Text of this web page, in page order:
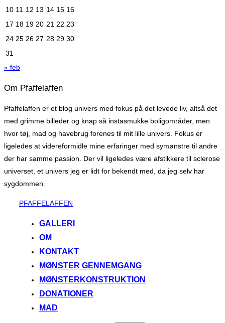
10 11 12 13 14 15 16
17 18 19 20 21 22 23
24 25 26 27 28 29 30
31
« feb
Om Pfaffelaffen
Pfaffelaffen er et blog univers med fokus på det levede liv, altså det
med grimme billeder og knap så instasmukke boligområder, men
hvor tøj, mad og havebrug forenes til mit lille univers. Fokus er
ligeledes at videreformidle mine erfaringer med symønstre til andre
der har samme passion. Der vil ligeledes være afstikkere til sclerose
universet, et univers jeg er lidt for bekendt med, da jeg selv har
sygdommen.
ViderePFAFFELAFFEN
GALLERI
OM
KONTAKT
MØNSTER GENNEMGANG
MØNSTERKONSTRUKTION
DONATIONER
MAD